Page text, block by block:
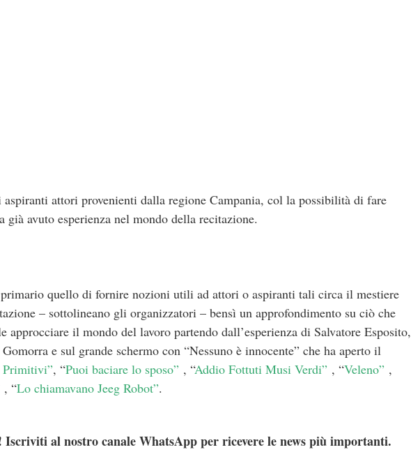
attori provenienti dalla regione Campania, col la possibilità di fare
avuto esperienza nel mondo della recitazione.
quello di fornire nozioni utili ad attori o aspiranti tali circa il mestiere
– sottolineano gli organizzatori – bensì un approfondimento su ciò che
approcciare il mondo del lavoro partendo dall’esperienza di Salvatore Esposito,
e sul grande schermo con “Nessuno è innocente” che ha aperto il
, “Puoi baciare lo sposo” , “Addio Fottuti Musi Verdi” , “Veleno” ,
, “Lo chiamavano Jeeg Robot”.
al nostro canale WhatsApp per ricevere le news più importanti.